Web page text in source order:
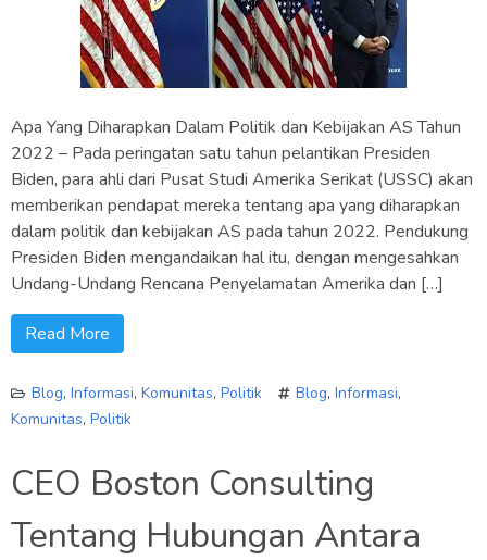
Apa Yang Diharapkan Dalam Politik dan Kebijakan AS Tahun
2022 – Pada peringatan satu tahun pelantikan Presiden
Biden, para ahli dari Pusat Studi Amerika Serikat (USSC) akan
memberikan pendapat mereka tentang apa yang diharapkan
dalam politik dan kebijakan AS pada tahun 2022. Pendukung
Presiden Biden mengandaikan hal itu, dengan mengesahkan
Undang-Undang Rencana Penyelamatan Amerika dan […]
Read More
Blog, Informasi, Komunitas, Politik Blog, Informasi,
Komunitas, Politik
CEO Boston Consulting
Tentang Hubungan Antara